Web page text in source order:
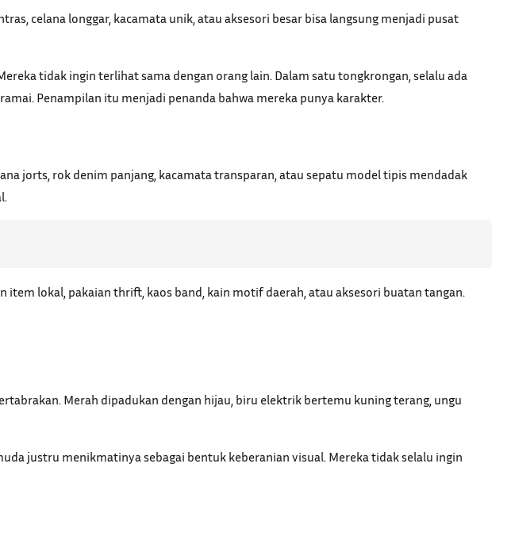
celana longgar, kacamata unik, atau aksesori besar bisa langsung menjadi pusat
tidak ingin terlihat sama dengan orang lain. Dalam satu tongkrongan, selalu ada
Penampilan itu menjadi penanda bahwa mereka punya karakter.
jorts, rok denim panjang, kacamata transparan, atau sepatu model tipis mendadak
item lokal, pakaian thrift, kaos band, kain motif daerah, atau aksesori buatan tangan.
Merah dipadukan dengan hijau, biru elektrik bertemu kuning terang, ungu
justru menikmatinya sebagai bentuk keberanian visual. Mereka tidak selalu ingin